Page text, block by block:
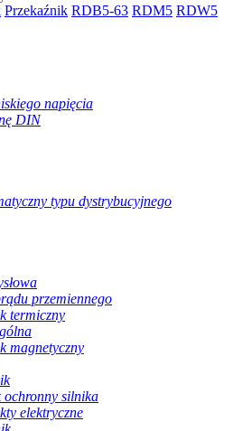
Przekaźnik RDB5-63 RDM5 RDW5
napięcia
DIN
typu dystrybucyjnego
przemiennego
termiczny
magnetyczny
ochronny silnika
elektryczne